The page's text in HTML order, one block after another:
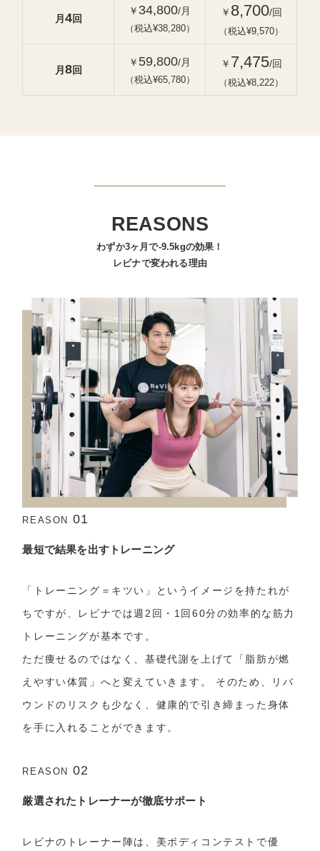
月 4回
￥ 34,800/月
（税込¥38,280）
￥ 8,700/回
（税込¥9,570）
月 8回
￥ 59,800/月
（税込¥65,780）
￥ 7,475/回
（税込¥8,222）
REASONS
わずか3ヶ月で-9.5kgの効果！
レビナで変われる理由
REASON 01
最短で結果を出すトレーニング
「トレーニング＝キツい」というイメージを持たれが
ちですが、レビナでは週2回・1回60分の効率的な筋力
トレーニングが基本です。
ただ痩せるのではなく、基礎代謝を上げて「脂肪が燃
えやすい体質」へと変えていきます。 そのため、リバ
ウンドのリスクも少なく、健康的で引き締まった身体
を手に入れることができます。
REASON 02
厳選されたトレーナーが徹底サポート
レビナのトレーナー陣は、美ボディコンテストで優